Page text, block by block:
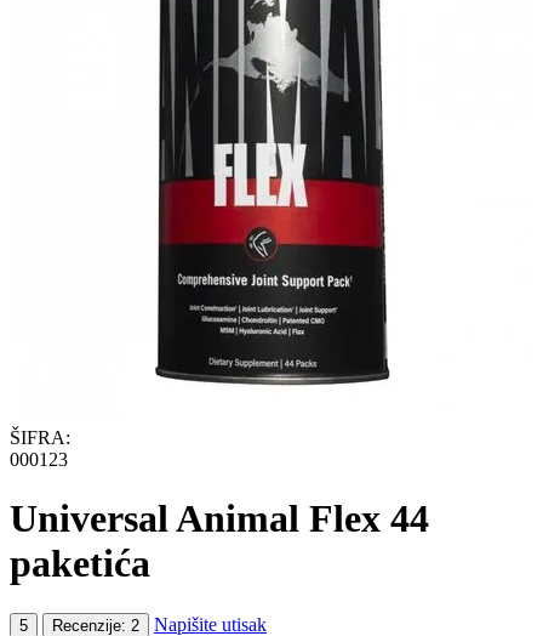
ŠIFRA:
000123
Universal Animal Flex 44
paketića
5 Recenzije: 2
Napišite utisak